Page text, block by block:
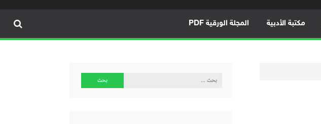
مكتبة الأدبية المجلة الورقية PDF
البحث